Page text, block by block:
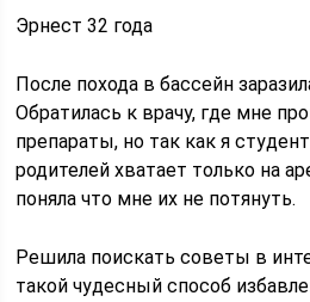
Эрнест 32 года
После похода в бассейн
Обратилась к врачу, где мне
препараты, но так как я
родителей хватает только на
поняла что мне их не потянуть.
Решила поискать советы в
такой чудесный способ